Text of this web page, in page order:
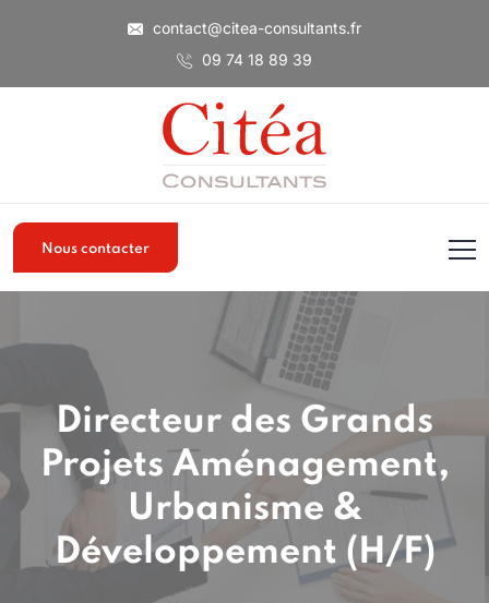
contact@citea-consultants.fr
09 74 18 89 39
Nous contacter
Directeur des Grands
Projets Aménagement,
Urbanisme &
Développement (H/F)